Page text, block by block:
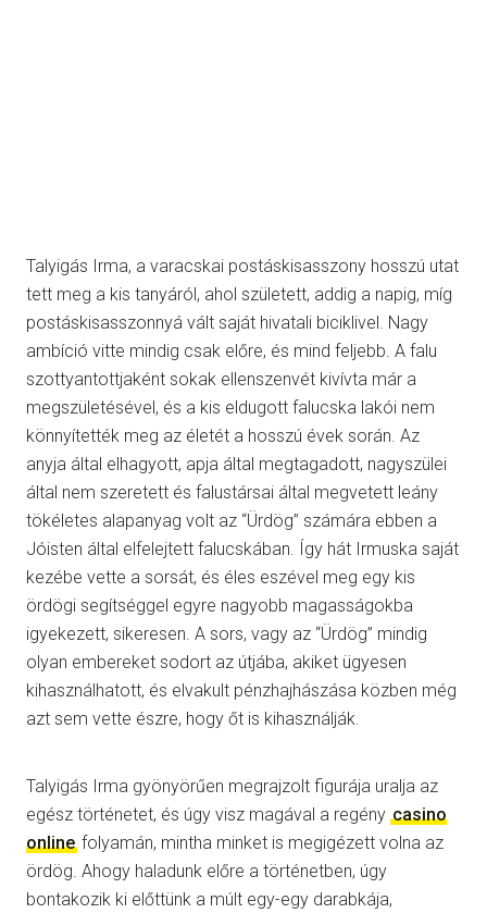
Talyigás Irma, a varacskai postáskisasszony hosszú utat
tett meg a kis tanyáról, ahol született, addig a napig, míg
postáskisasszonnyá vált saját hivatali biciklivel. Nagy
ambíció vitte mindig csak előre, és mind feljebb. A falu
szottyantottjaként sokak ellenszenvét kivívta már a
megszületésével, és a kis eldugott falucska lakói nem
könnyítették meg az életét a hosszú évek során. Az
anyja által elhagyott, apja által megtagadott, nagyszülei
által nem szeretett és falustársai által megvetett leány
tökéletes alapanyag volt az “Ürdög” számára ebben a
Jóisten által elfelejtett falucskában. Így hát Irmuska saját
kezébe vette a sorsát, és éles eszével meg egy kis
ördögi segítséggel egyre nagyobb magasságokba
igyekezett, sikeresen. A sors, vagy az “Ürdög” mindig
olyan embereket sodort az útjába, akiket ügyesen
kihasználhatott, és elvakult pénzhajhászása közben még
azt sem vette észre, hogy őt is kihasználják.
Talyigás Irma gyönyörűen megrajzolt figurája uralja az
egész történetet, és úgy visz magával a regény casino
online folyamán, mintha minket is megigézett volna az
ördög. Ahogy haladunk előre a történetben, úgy
bontakozik ki előttünk a múlt egy-egy darabkája,